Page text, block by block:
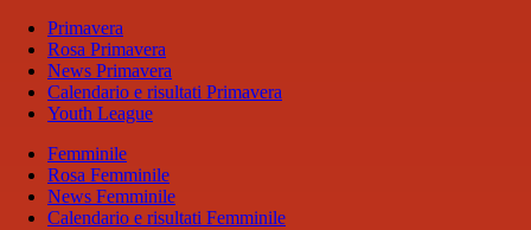
Primavera
Rosa Primavera
News Primavera
Calendario e risultati Primavera
Youth League
Femminile
Rosa Femminile
News Femminile
Calendario e risultati Femminile